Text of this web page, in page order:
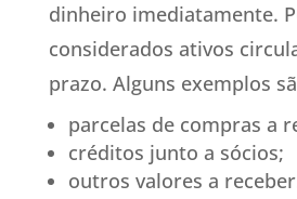
dinheiro imediatamente.
considerados ativos
prazo. Alguns exemplos
parcelas de compras a
créditos junto a sócios;
outros valores a